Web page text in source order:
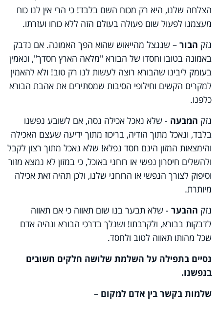
הצלחה שלנו, היא רק מכוח השם בלבד! כי הרי אין לנו כוח
מעצמנו לפעול שום פעולה בעולם הזה ללא כוחו ועזרתו.
נזק הבור – שננצל מהייאוש שהוא הפך האמונה. אם נדבק
באמונה בטובו וחסדו של הבורא "מלאה הארץ חסדך", ונאמין
בעומק ליבינו שהבורא רוצה לעשות לנו רק טוב! ולא להאמין
למקרים הקשים וחילופי הסיבות שמסתירים את אהבת הבורא
כלפנו.
נזק המבעה - שלא נאכל אכילה גסה, אם לשובע נפשנו
בלבד, ונאכל מתוך הודיה, בריכוז מתוך ידיעה שעצם האכילה
והימצאות המזון הינם חסד נפלא! שלא נאכל מתוך רצון לקבל
ולהשלים חיסרון נפשי או רוחני באוכל, כי במזון לא נמצא מזור
וסיפוק לצורך הנפשי או הרוחני שלנו, ולכן תהיה זאת אכילה
מיותרת.
נזק ההבער - שלא תבער בנו שום תאווה כי אם תאווה
לדבקות בבורא, ולקרבתו! ושנלך בדרכי הבורא ונהיה אדם
שכל מהותו תאווה לטוב ולחסד.
נסיים בתפילה על השלמת שלושה חלקים חשובים
בנפשנו.
שלמות בקשר בין אדם למקום –